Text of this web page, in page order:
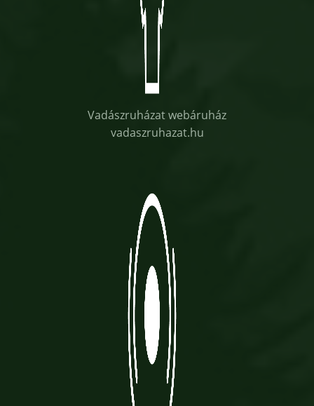
Vadászruházat webáruház
vadaszruhazat.hu